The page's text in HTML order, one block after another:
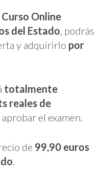
Curso Online
del Estado , podrás
y adquirirlo por
totalmente
reales de
el examen.
de 99,90 euros